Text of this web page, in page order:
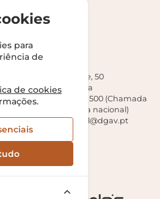
Campo Grande, 50
1700-093 Lisboa
Tel +351 213 239 500 (Chamada
para a rede fixa nacional)
E-mail:dirgeral@dgav.pt
para
de
de cookies